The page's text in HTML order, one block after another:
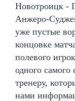
Новотроицк -
Анжеро-
уже пустые
концовке
полевого
одного самого
тренеру,
нами